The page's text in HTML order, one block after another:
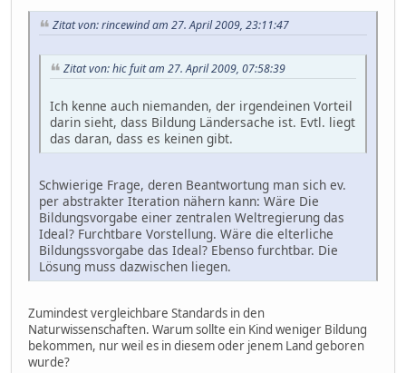
Zitat von: rincewind am 27. April 2009, 23:11:47
Zitat von: hic fuit am 27. April 2009, 07:58:39
Ich kenne auch niemanden, der irgendeinen Vorteil
darin sieht, dass Bildung Ländersache ist. Evtl. liegt
das daran, dass es keinen gibt.
Schwierige Frage, deren Beantwortung man sich ev.
per abstrakter Iteration nähern kann: Wäre Die
Bildungsvorgabe einer zentralen Weltregierung das
Ideal? Furchtbare Vorstellung. Wäre die elterliche
Bildungssvorgabe das Ideal? Ebenso furchtbar. Die
Lösung muss dazwischen liegen.
Zumindest vergleichbare Standards in den
Naturwissenschaften. Warum sollte ein Kind weniger Bildung
bekommen, nur weil es in diesem oder jenem Land geboren
wurde?